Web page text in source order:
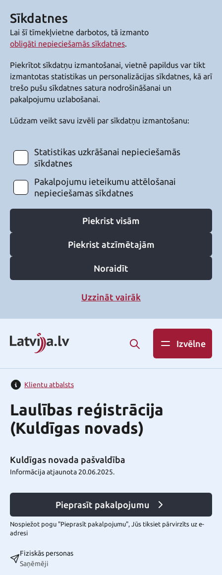
Sīkdatnes
Lai šī tīmekļvietne darbotos, tā izmanto
obligāti nepieciešamās sīkdatnes.
Piekrītot sīkdatņu izmantošanai, vietnē papildus var tikt
izmantotas statistikas un personalizācijas sīkdatnes, kā arī
trešo pušu sīkdatnes satura nodrošināšanai un
pakalpojumu uzlabošanai.
Lūdzam veikt savu izvēli par sīkdatņu izmantošanu:
Statistikas uzkrāšanai nepieciešamās
sīkdatnes
Pakalpojumu ieteikumu attēlošanai
nepieciešamas sīkdatnes
Piekrist visām
Piekrist atzīmētajām
Noraidīt
Uzzināt vairāk
Izvēlne
Klientu atbalsts
Laulības reģistrācija
(Kuldīgas novads)
Kuldīgas novada pašvaldība
Informācija atjaunota 20.06.2025.
Pieprasīt pakalpojumu
Nospiežot pogu "Pieprasīt pakalpojumu", Jūs tiksiet pārvirzīts uz e-
adresi
Fiziskās personas
Saņēmēji